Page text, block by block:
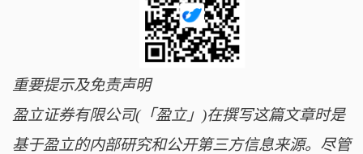
重要提示及免责声明
盈立证券有限公司(「盈立」)在撰写这篇文章时是
基于盈立的内部研究和公开第三方信息来源。尽管